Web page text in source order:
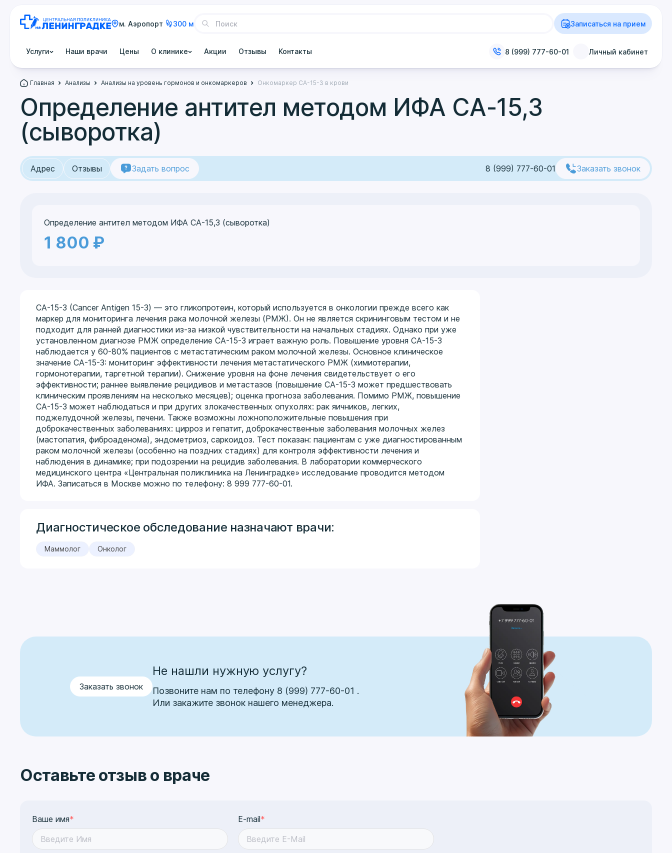
м. Аэропорт 300 м Записаться на прием
Услуги Наши врачи Цены О клинике Акции Отзывы Контакты 8 (999) 777-60-01 Личный кабинет
Главная Анализы Анализы на уровень гормонов и онкомаркеров Онкомаркер СА-15-3 в крови
Определение антител методом ИФА СА-15,3
(сыворотка)
Адрес Отзывы Задать вопрос 8 (999) 777-60-01 Заказать звонок
Определение антител методом ИФА СА-15,3 (сыворотка)
1 800 ₽
СА-15-3 (Cancer Antigen 15-3) — это гликопротеин, который используется в онкологии прежде всего как
маркер для мониторинга лечения рака молочной железы (РМЖ). Он не является скрининговым тестом и не
подходит для ранней диагностики из-за низкой чувствительности на начальных стадиях. Однако при уже
установленном диагнозе РМЖ определение СА-15-3 играет важную роль. Повышение уровня СА-15-3
наблюдается у 60-80% пациентов с метастатическим раком молочной железы. Основное клиническое
значение СА-15-3: мониторинг эффективности лечения метастатического РМЖ (химиотерапии,
гормонотерапии, таргетной терапии). Снижение уровня на фоне лечения свидетельствует о его
эффективности; раннее выявление рецидивов и метастазов (повышение СА-15-3 может предшествовать
клиническим проявлениям на несколько месяцев); оценка прогноза заболевания. Помимо РМЖ, повышение
СА-15-3 может наблюдаться и при других злокачественных опухолях: рак яичников, легких,
поджелудочной железы, печени. Также возможны ложноположительные повышения при
доброкачественных заболеваниях: цирроз и гепатит, доброкачественные заболевания молочных желез
(мастопатия, фиброаденома), эндометриоз, саркоидоз. Тест показан: пациентам с уже диагностированным
раком молочной железы (особенно на поздних стадиях) для контроля эффективности лечения и
наблюдения в динамике; при подозрении на рецидив заболевания. В лаборатории коммерческого
медицинского центра «Центральная поликлиника на Ленинградке» исследование проводится методом
ИФА. Записаться в Москве можно по телефону: 8 999 777-60-01.
Диагностическое обследование назначают врачи:
Маммолог Онколог
Заказать звонок
Не нашли нужную услугу?
Позвоните нам по телефону 8 (999) 777-60-01 .
Или закажите звонок нашего менеджера.
Оставьте отзыв о враче
Ваше имя* E-mail*